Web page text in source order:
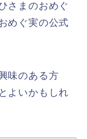
さまのおめぐ
めぐ実の公式
味のある方
よいかもしれ